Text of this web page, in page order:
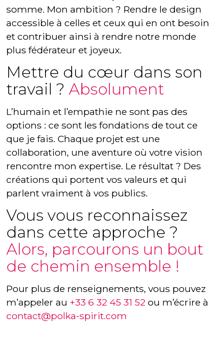
somme. Mon ambition ? Rendre le design
accessible à celles et ceux qui en ont besoin
et contribuer ainsi à rendre notre monde
plus fédérateur et joyeux.
Mettre du cœur dans son
travail ?Absolument
L’humain et l’empathie ne sont pas des
options : ce sont les fondations de tout ce
que je fais. Chaque projet est une
collaboration, une aventure où votre vision
rencontre mon expertise. Le résultat ? Des
créations qui portent vos valeurs et qui
parlent vraiment à vos publics.
Vous vous reconnaissez
dans cette approche ?
Alors, parcourons un bout
de chemin ensemble !
Pour plus de renseignements, vous pouvez
m’appeler au +33 6 32 45 31 52 ou m’écrire à
contact@polka-spirit.com